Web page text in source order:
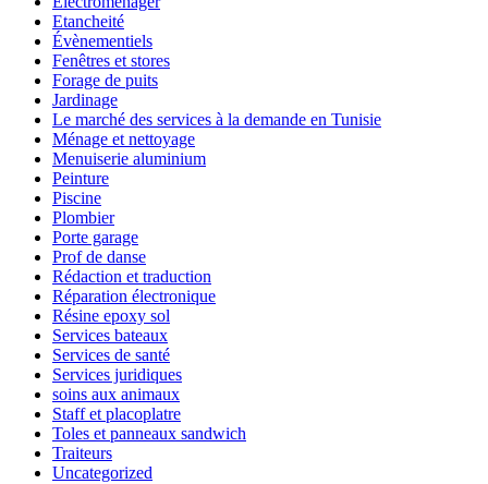
Etancheité
Évènementiels
Fenêtres et stores
Forage de puits
Jardinage
Le marché des services à la demande en Tunisie
Ménage et nettoyage
Menuiserie aluminium
Peinture
Piscine
Plombier
Porte garage
Prof de danse
Rédaction et traduction
Réparation électronique
Résine epoxy sol
Services bateaux
Services de santé
Services juridiques
soins aux animaux
Staff et placoplatre
Toles et panneaux sandwich
Traiteurs
Uncategorized